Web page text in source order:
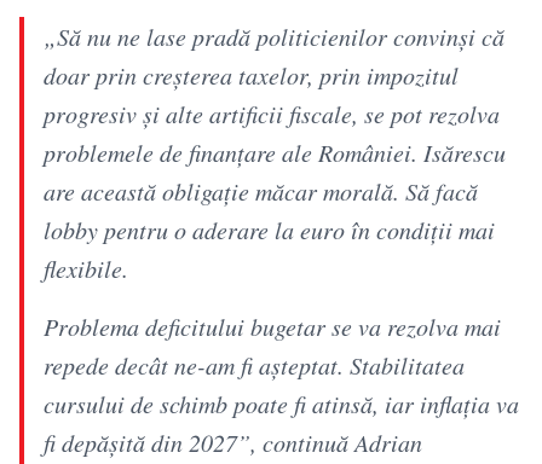
„Să nu ne lase pradă politicienilor convinși că
doar prin creșterea taxelor, prin impozitul
progresiv și alte artificii fiscale, se pot rezolva
problemele de finanțare ale României. Isărescu
are această obligație măcar morală. Să facă
lobby pentru o aderare la euro în condiții mai
flexibile.
Problema deficitului bugetar se va rezolva mai
repede decât ne-am fi așteptat. Stabilitatea
cursului de schimb poate fi atinsă, iar inflația va
fi depășită din 2027”, continuă Adrian